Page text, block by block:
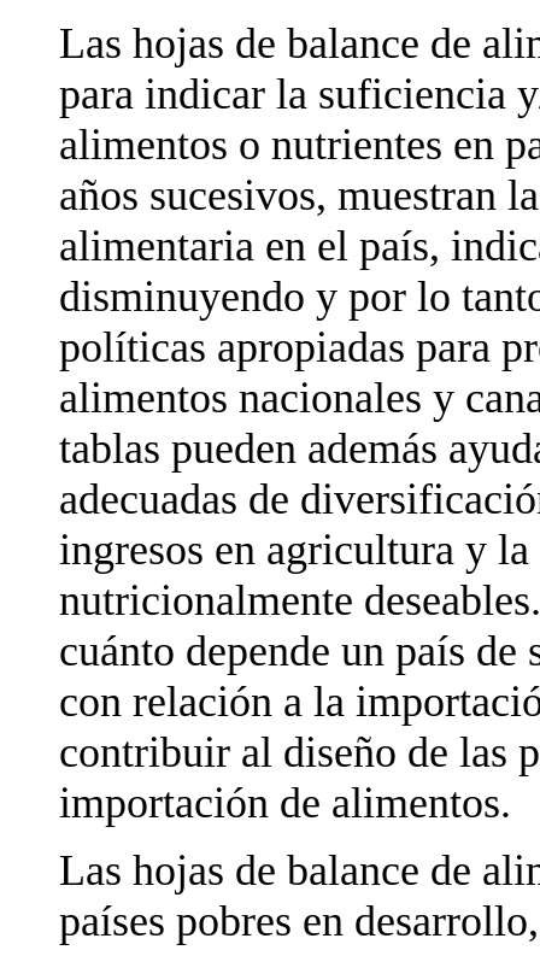
Las hojas de balance de
para indicar la suficiencia
alimentos o nutrientes en
años sucesivos, muestran
alimentaria en el país,
disminuyendo y por lo
políticas apropiadas para
alimentos nacionales y
tablas pueden además
adecuadas de
ingresos en agricultura y
nutricionalmente
cuánto depende un país
con relación a la
contribuir al diseño de las
importación de alimentos.
Las hojas de balance de
países pobres en